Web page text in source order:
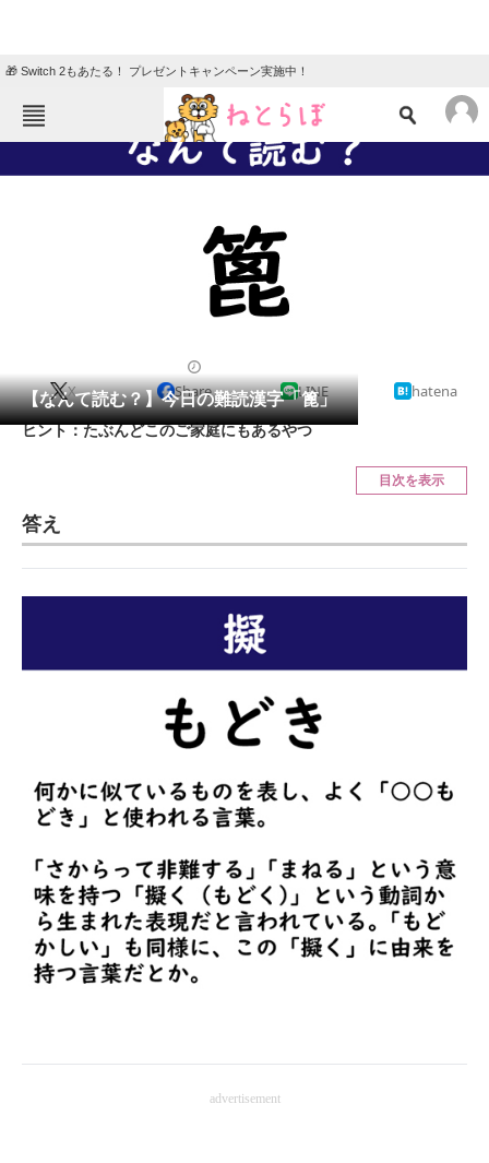
🎁 Switch 2もあたる！ プレゼントキャンペーン実施中！
ねとらぼメニュー
TOP ニュース
クイズ
地域
教育・育児
会員記事
ITの今と未来を見通す
進化するPCとデバイスの未来
ビジネスと働き方のヒント
企業ITのトレンドを詳説
経営リーダーのコミュニティ
マーケ×ITの今がよく分かる
ITエンジニア向け専門サイト
製造業のIT導入・活用を支援
【なんて読む？】今日の難読漢字「篦」
X Share LINE hatena
ヒント：たぶんどこのご家庭にもあるやつ
目次を表示
答え
advertisement